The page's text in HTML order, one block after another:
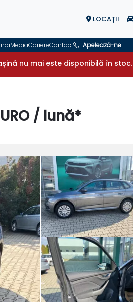
LOCAŢII
MediaCariereContact Apelează-ne
nu mai este disponibilă în stoc.
/ lună*